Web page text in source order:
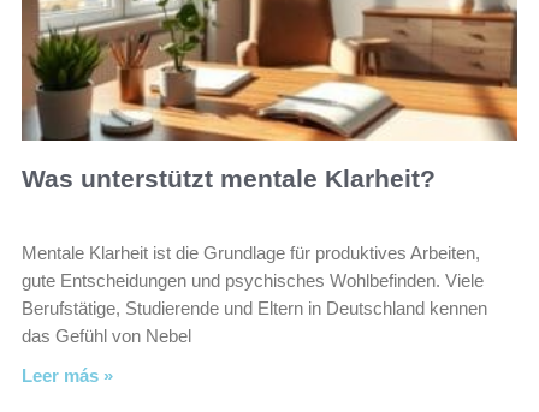
Was unterstützt mentale Klarheit?
Mentale Klarheit ist die Grundlage für produktives Arbeiten,
gute Entscheidungen und psychisches Wohlbefinden. Viele
Berufstätige, Studierende und Eltern in Deutschland kennen
das Gefühl von Nebel
Leer más »